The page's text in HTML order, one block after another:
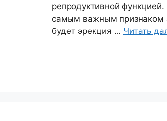
репродуктивной
самым важным признаком
будет эрекция … Читать